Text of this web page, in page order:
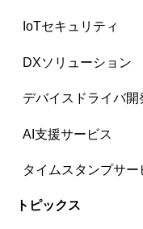
IoTセキュリティ
DXソリューション
デバイスドライバ開
AI支援サービス
タイムスタンプサ
トピックス